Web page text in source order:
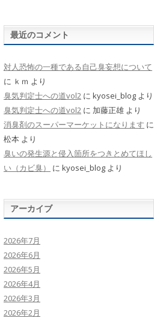
最近のコメント
対人恐怖の一種である自己臭妄想について
に ｋｍ より
臭気判定士への道vol2 に kyosei_blog より
臭気判定士への道vol2 に 加藤正雄 より
消臭剤のスーパーマーケットになります に
松本 より
臭いの発生源と侵入箇所をつきとめてほし
い（カビ臭）
に kyosei_blog より
アーカイブ
2026年7月
2026年6月
2026年5月
2026年4月
2026年3月
2026年2月